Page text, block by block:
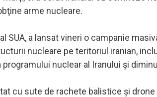
arme nucleare.
SUA, a lansat vineri o campanie
nucleare pe teritoriul iranian,
programului nuclear al Iranului şi
cu sute de rachete balistice şi